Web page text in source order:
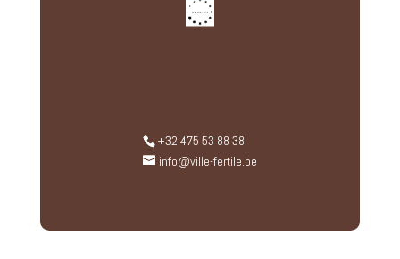
+32 475 53 88 38
info@ville-fertile.be